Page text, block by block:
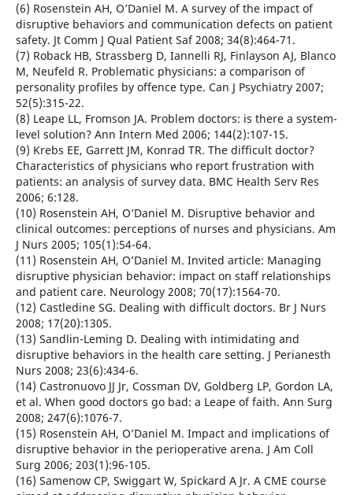
(6) Rosenstein AH, O’Daniel M. A survey of the impact of
disruptive behaviors and communication defects on patient
safety. Jt Comm J Qual Patient Saf 2008; 34(8):464-71.
(7) Roback HB, Strassberg D, Iannelli RJ, Finlayson AJ, Blanco
M, Neufeld R. Problematic physicians: a comparison of
personality profiles by offence type. Can J Psychiatry 2007;
52(5):315-22.
(8) Leape LL, Fromson JA. Problem doctors: is there a system-
level solution? Ann Intern Med 2006; 144(2):107-15.
(9) Krebs EE, Garrett JM, Konrad TR. The difficult doctor?
Characteristics of physicians who report frustration with
patients: an analysis of survey data. BMC Health Serv Res
2006; 6:128.
(10) Rosenstein AH, O’Daniel M. Disruptive behavior and
clinical outcomes: perceptions of nurses and physicians. Am
J Nurs 2005; 105(1):54-64.
(11) Rosenstein AH, O’Daniel M. Invited article: Managing
disruptive physician behavior: impact on staff relationships
and patient care. Neurology 2008; 70(17):1564-70.
(12) Castledine SG. Dealing with difficult doctors. Br J Nurs
2008; 17(20):1305.
(13) Sandlin-Leming D. Dealing with intimidating and
disruptive behaviors in the health care setting. J Perianesth
Nurs 2008; 23(6):434-6.
(14) Castronuovo JJ Jr, Cossman DV, Goldberg LP, Gordon LA,
et al. When good doctors go bad: a Leape of faith. Ann Surg
2008; 247(6):1076-7.
(15) Rosenstein AH, O’Daniel M. Impact and implications of
disruptive behavior in the perioperative arena. J Am Coll
Surg 2006; 203(1):96-105.
(16) Samenow CP, Swiggart W, Spickard A Jr. A CME course